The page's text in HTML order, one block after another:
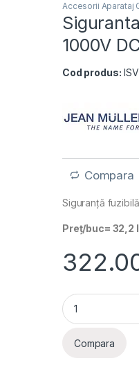
Accesorii Aparataj
1000V
Cod produs:
Compara
Siguranță
Preț/buc= 32,2
Siguranta
Compara